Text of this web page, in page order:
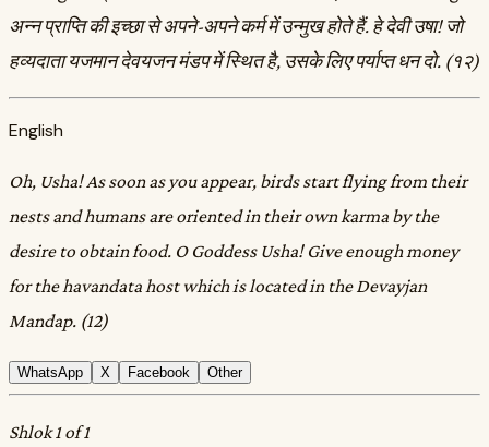
अन्न प्राप्ति की इच्छा से अपने-अपने कर्म में उन्मुख होते हैं. हे देवी उषा! जो
हव्यदाता यजमान देवयजन मंडप में स्थित है, उसके लिए पर्याप्त धन दो. (१२)
English
Oh, Usha! As soon as you appear, birds start flying from their
nests and humans are oriented in their own karma by the
desire to obtain food. O Goddess Usha! Give enough money
for the havandata host which is located in the Devayjan
Mandap. (12)
WhatsApp X Facebook Other
Shlok 1 of 1